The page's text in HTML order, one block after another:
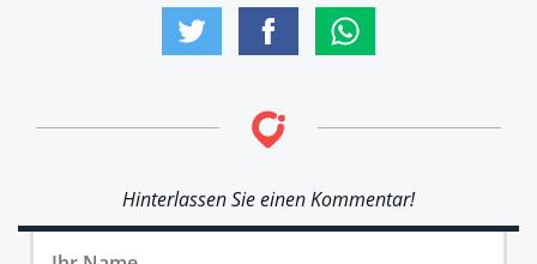
Hinterlassen Sie einen Kommentar!